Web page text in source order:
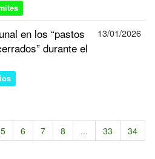
en los “pastos
durante el
13/01/2026
5 6 7 8 ... 33
34